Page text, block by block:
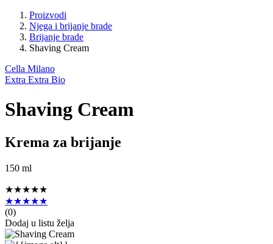
Proizvodi
Njega i brijanje brade
Brijanje brade
Shaving Cream
Cella Milano
Extra Extra Bio
Shaving Cream
Krema za brijanje
150 ml
★★★★★
★★★★★
(0)
Dodaj u listu želja